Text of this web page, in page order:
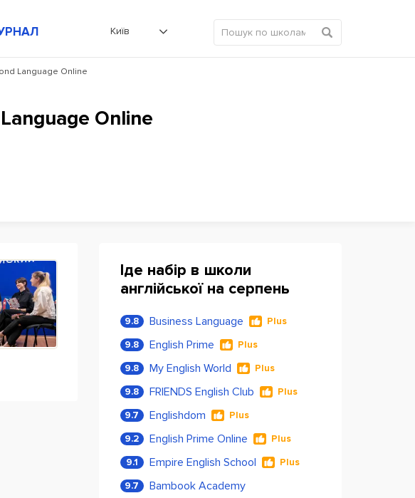
Київ
Language Online
Online
Іде набір в школи
англійської на серпень
9.8 Business Language Plus
9.8 English Prime Plus
9.8 My English World Plus
9.8 FRIENDS English Club Plus
9.7 Englishdom Plus
9.2 English Prime Online Plus
9.1 Empire English School Plus
9.7 Bambook Academy